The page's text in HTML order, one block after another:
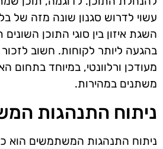
עשוי לדרוש סגנון שונה מזה של
השגת איזון בין סוגי התוכן
בהגעה ליותר לקוחות. חשוב
מעודכן ורלוונטי, במיוחד בתחום
משתנים במהירות.
ניתוח התנהגות
ניתוח התנהגות המשתמשים הוא